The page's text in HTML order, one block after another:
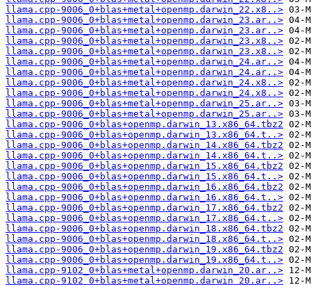
llama.cpp-9006_0+blas+metal+openmp.darwin_22.x8..>
llama.cpp-9006_0+blas+metal+openmp.darwin_23.ar..>
llama.cpp-9006_0+blas+metal+openmp.darwin_23.ar..>
llama.cpp-9006_0+blas+metal+openmp.darwin_23.x8..>
llama.cpp-9006_0+blas+metal+openmp.darwin_23.x8..>
llama.cpp-9006_0+blas+metal+openmp.darwin_24.ar..>
llama.cpp-9006_0+blas+metal+openmp.darwin_24.ar..>
llama.cpp-9006_0+blas+metal+openmp.darwin_24.x8..>
llama.cpp-9006_0+blas+metal+openmp.darwin_24.x8..>
llama.cpp-9006_0+blas+metal+openmp.darwin_25.ar..>
llama.cpp-9006_0+blas+metal+openmp.darwin_25.ar..>
llama.cpp-9006_0+blas+openmp.darwin_13.x86_64.tbz2
llama.cpp-9006_0+blas+openmp.darwin_13.x86_64.t..>
llama.cpp-9006_0+blas+openmp.darwin_14.x86_64.tbz2
llama.cpp-9006_0+blas+openmp.darwin_14.x86_64.t..>
llama.cpp-9006_0+blas+openmp.darwin_15.x86_64.tbz2
llama.cpp-9006_0+blas+openmp.darwin_15.x86_64.t..>
llama.cpp-9006_0+blas+openmp.darwin_16.x86_64.tbz2
llama.cpp-9006_0+blas+openmp.darwin_16.x86_64.t..>
llama.cpp-9006_0+blas+openmp.darwin_17.x86_64.tbz2
llama.cpp-9006_0+blas+openmp.darwin_17.x86_64.t..>
llama.cpp-9006_0+blas+openmp.darwin_18.x86_64.tbz2
llama.cpp-9006_0+blas+openmp.darwin_18.x86_64.t..>
llama.cpp-9006_0+blas+openmp.darwin_19.x86_64.tbz2
llama.cpp-9006_0+blas+openmp.darwin_19.x86_64.t..>
llama.cpp-9102_0+blas+metal+openmp.darwin_20.ar..>
llama.cpp-9102_0+blas+metal+openmp.darwin_20.ar..>